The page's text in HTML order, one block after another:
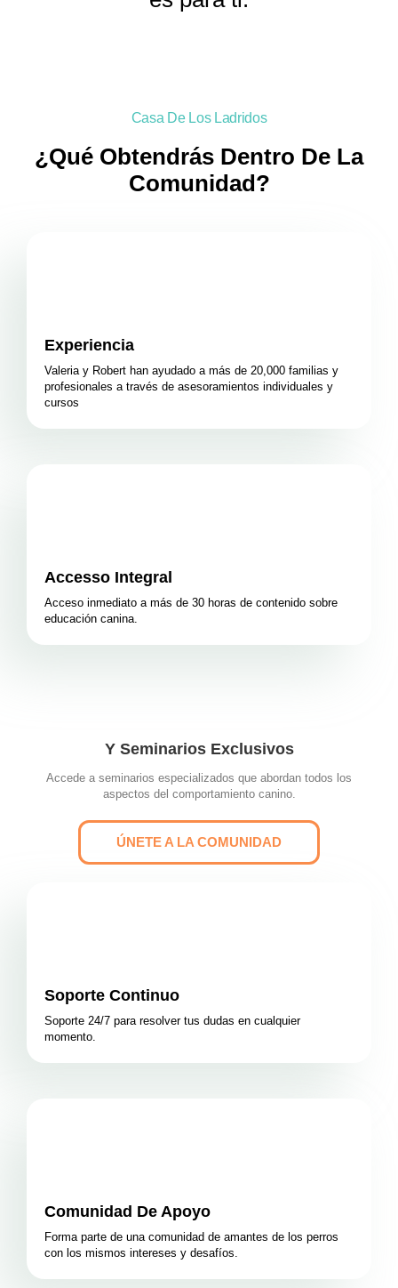
Casa De Los Ladridos
¿Qué Obtendrás Dentro De La
Comunidad?
Experiencia
Valeria y Robert han ayudado a más de 20,000 familias y
profesionales a través de asesoramientos individuales y
cursos
Accesso Integral
Acceso inmediato a más de 30 horas de contenido sobre
educación canina.
Y Seminarios Exclusivos
Accede a seminarios especializados que abordan todos los
aspectos del comportamiento canino.
ÚNETE A LA COMUNIDAD
Soporte Continuo
Soporte 24/7 para resolver tus dudas en cualquier
momento.
Comunidad De Apoyo
Forma parte de una comunidad de amantes de los perros
con los mismos intereses y desafíos.